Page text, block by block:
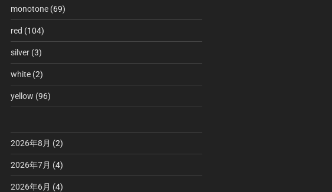
monotone(69)
red (104)
silver(3)
white(2)
yellow (96)
2026年8月 (2)
2026年7月 (4)
2026年6月 (4)